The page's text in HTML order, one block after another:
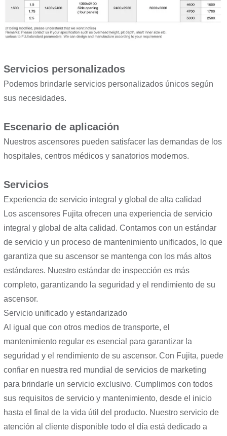
Servicios personalizados
Podemos brindarle servicios personalizados únicos según
sus necesidades.
Escenario de aplicación
Nuestros ascensores pueden satisfacer las demandas de los
hospitales, centros médicos y sanatorios modernos.
Servicios
Experiencia de servicio integral y global de alta calidad
Los ascensores Fujita ofrecen una experiencia de servicio
integral y global de alta calidad. Contamos con un estándar
de servicio y un proceso de mantenimiento unificados, lo que
garantiza que su ascensor se mantenga con los más altos
estándares. Nuestro estándar de inspección es más
completo, garantizando la seguridad y el rendimiento de su
ascensor.
Servicio unificado y estandarizado
Al igual que con otros medios de transporte, el
mantenimiento regular es esencial para garantizar la
seguridad y el rendimiento de su ascensor. Con Fujita, puede
confiar en nuestra red mundial de servicios de marketing
para brindarle un servicio exclusivo. Cumplimos con todos
sus requisitos de servicio y mantenimiento, desde el inicio
hasta el final de la vida útil del producto. Nuestro servicio de
atención al cliente disponible todo el día está dedicado a